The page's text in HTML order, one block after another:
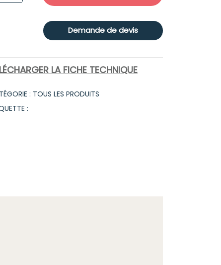
Demande de devis
LA FICHE TECHNIQUE
: TOUS LES PRODUITS
: